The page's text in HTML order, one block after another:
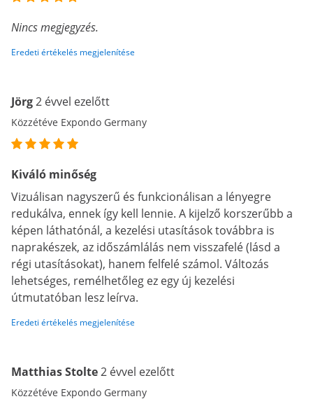
Nincs megjegyzés.
Eredeti értékelés megjelenítése
Jörg2 évvel ezelőtt
Közzétéve Expondo Germany
Kiváló minőség
Vizuálisan nagyszerű és funkcionálisan a lényegre
redukálva, ennek így kell lennie. A kijelző korszerűbb a
képen láthatónál, a kezelési utasítások továbbra is
naprakészek, az időszámlálás nem visszafelé (lásd a
régi utasításokat), hanem felfelé számol. Változás
lehetséges, remélhetőleg ez egy új kezelési
útmutatóban lesz leírva.
Eredeti értékelés megjelenítése
Matthias Stolte2 évvel ezelőtt
Közzétéve Expondo Germany